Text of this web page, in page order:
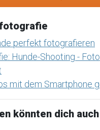
perfekt fotografieren
Hunde-Shooting -
mit dem Smartphone
könnten dich auch